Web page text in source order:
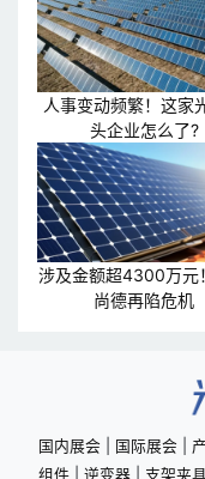
人事变动频繁！这家
头企业怎么了?
涉及金额超4300万元
尚德再陷危机
国内展会 国际展会
组件
逆变器 支架夹